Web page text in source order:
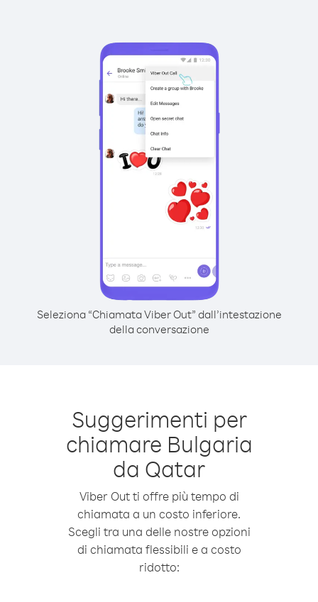
Seleziona “Chiamata Viber Out” dall’intestazione
della conversazione
Suggerimenti per
chiamare Bulgaria
da Qatar
Viber Out ti offre più tempo di
chiamata a un costo inferiore.
Scegli tra una delle nostre opzioni
di chiamata flessibili e a costo
ridotto: